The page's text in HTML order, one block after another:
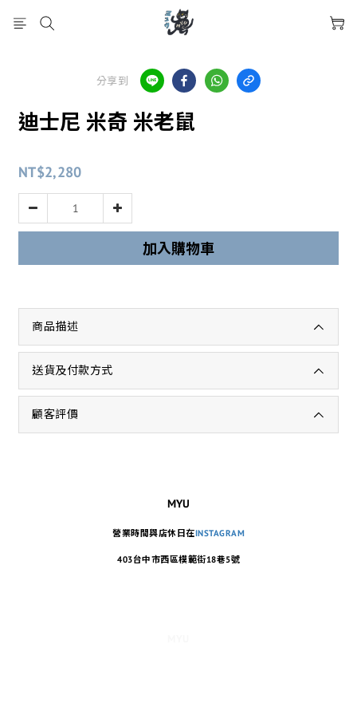
分享到
迪士尼 米奇 米老鼠
NT$2,280
加入購物車
商品描述
送貨及付款方式
顧客評價
MYU
營業時間與店休日在INSTAGRAM
403台中市西區模範街18巷5號